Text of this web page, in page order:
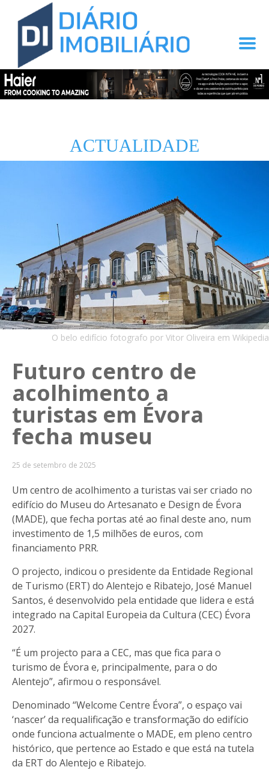
ACTUALIDADE
O belo edifício fotografo por Vitor Oliveira em Wikipedia
Futuro centro de
acolhimento a
turistas em Évora
fecha museu
25 de setembro de 2025
Um centro de acolhimento a turistas vai ser criado no
edifício do Museu do Artesanato e Design de Évora
(MADE), que fecha portas até ao final deste ano, num
investimento de 1,5 milhões de euros, com
financiamento PRR.
O projecto, indicou o presidente da Entidade Regional
de Turismo (ERT) do Alentejo e Ribatejo, José Manuel
Santos, é desenvolvido pela entidade que lidera e está
integrado na Capital Europeia da Cultura (CEC) Évora
2027.
“É um projecto para a CEC, mas que fica para o
turismo de Évora e, principalmente, para o do
Alentejo”, afirmou o responsável.
Denominado “Welcome Centre Évora”, o espaço vai
‘nascer’ da requalificação e transformação do edifício
onde funciona actualmente o MADE, em pleno centro
histórico, que pertence ao Estado e que está na tutela
da ERT do Alentejo e Ribatejo.